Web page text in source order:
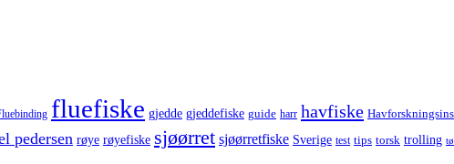
fluefiske gjedde gjeddefiske guide harr havfiske
pedersen røye røyefiske sjøørret sjøørretfiske Sverige test tips torsk trolling